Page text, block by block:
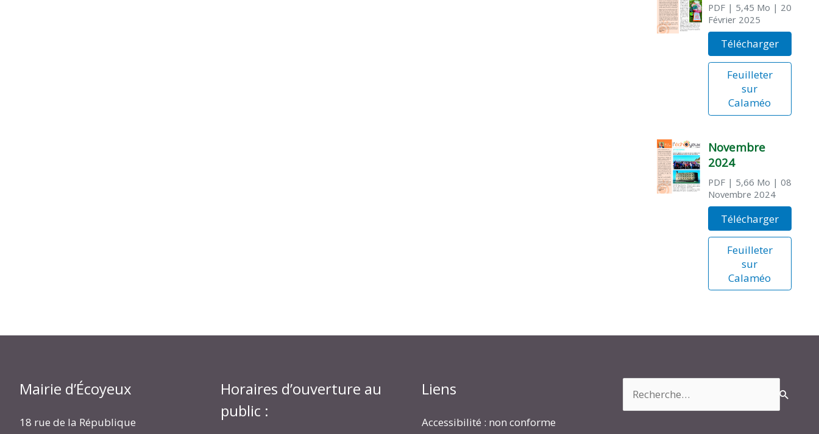
PDF| 5,45 Mo | 20
Février 2025
Télécharger
Feuilleter
sur
Calaméo
Novembre
2024
PDF| 5,66 Mo | 08
Novembre 2024
Télécharger
Feuilleter
sur
Calaméo
Mairie d’Écoyeux
18 rue de la République
Horaires d’ouverture au
public :
Liens
Accessibilité : non conforme